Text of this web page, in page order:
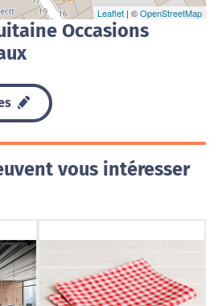
Leaflet | ©OpenStreetMap
Occasions
vous intéresser